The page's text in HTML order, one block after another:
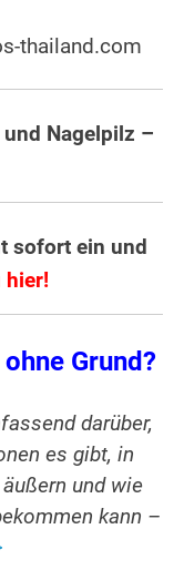
thailand.com
Nagelpilz –
sofort ein und
hier!
Grund?
darüber,
es gibt, in
und wie
kann –